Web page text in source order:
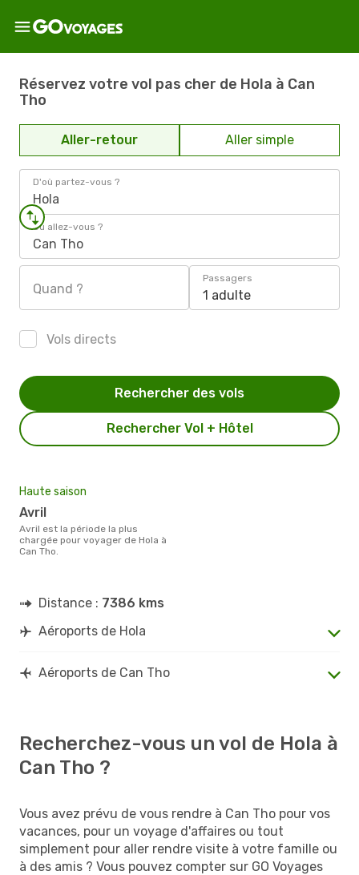
Réservez votre vol pas cher de Hola à Can
Tho
Aller-retour Aller simple
D'où partez-vous ?
Hola
Où allez-vous ?
Can Tho
Quand ?
Passagers
1 adulte
Vols directs
Rechercher Vol + Hôtel
Rechercher des vols
Haute saison
avril
avril est la période la plus
chargée pour voyager de Hola à
Can Tho.
Distance : 7386 kms
Aéroports de Hola
Aéroports de Can Tho
Recherchez-vous un vol de Hola à
Can Tho ?
Vous avez prévu de vous rendre à Can Tho pour vos
vacances, pour un voyage d'affaires ou tout
simplement pour aller rendre visite à votre famille ou
à des amis ? Vous pouvez compter sur GO Voyages